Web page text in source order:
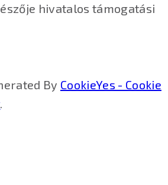
hivatalos támogatási
By CookieYes - Cookie
.